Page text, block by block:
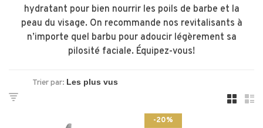
hydratant pour bien nourrir les poils de barbe et la
peau du visage. On recommande nos revitalisants à
n’importe quel barbu pour adoucir légèrement sa
pilosité faciale. Équipez-vous!
Trier par:
-20%